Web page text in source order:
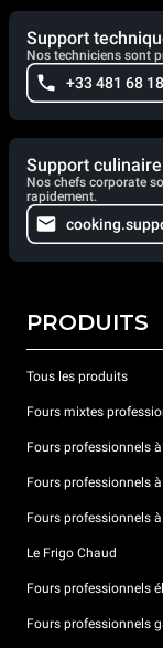
Support
Nos techniciens sont
+33 481 68
Support culinaire
Nos chefs corporate
rapidement.
PRODUITS
Tous les produits
Fours mixtes
Fours professionnels
Fours professionnels
Fours professionnels
Le Frigo Chaud
Fours professionnels
Fours professionnels